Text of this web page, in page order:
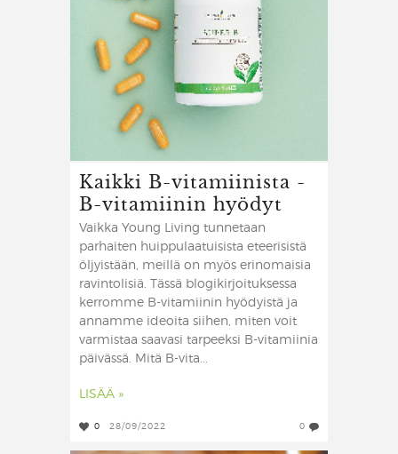
Kaikki B-vitamiinista -
B-vitamiinin hyödyt
Vaikka Young Living tunnetaan
parhaiten huippulaatuisista eteerisistä
öljyistään, meillä on myös erinomaisia
ravintolisiä. Tässä blogikirjoituksessa
kerromme B-vitamiinin hyödyistä ja
annamme ideoita siihen, miten voit
varmistaa saavasi tarpeeksi B-vitamiinia
päivässä. Mitä B-vita...
LISÄÄ »
0 28/09/2022 0